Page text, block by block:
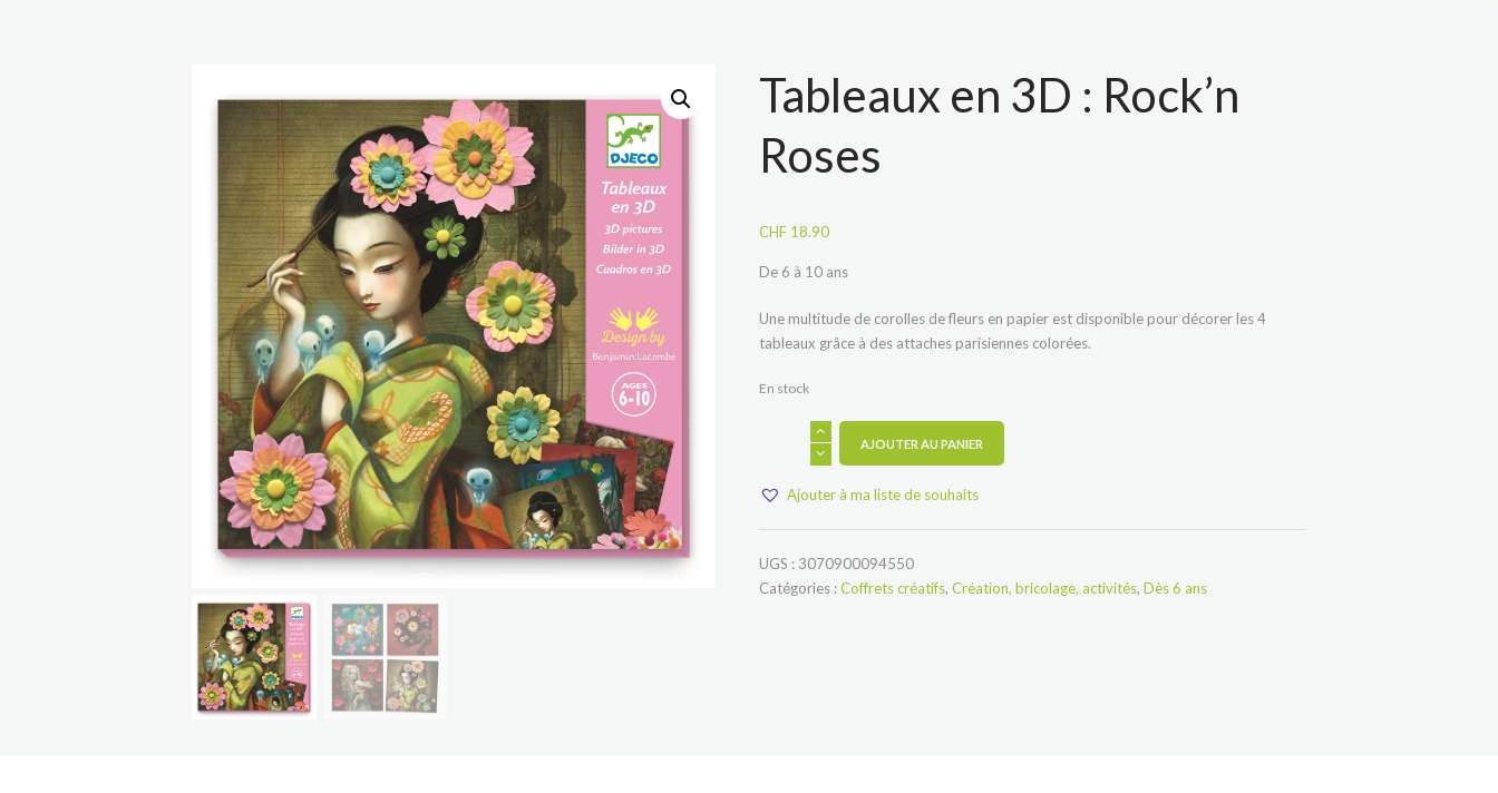
Tableaux en 3D : Rock’n
Roses
CHF 18.90
De 6 à 10 ans
Une multitude de corolles de fleurs en papier est disponible pour décorer les 4
tableaux grâce à des attaches parisiennes colorées.
En stock
Tableaux
3D
Rock'n
Roses
AJOUTER AU PANIER
Ajouter à ma liste de souhaits
UGS : 3070900094550
Catégories :Coffrets créatifs, Création, bricolage, activités, Dès 6 ans